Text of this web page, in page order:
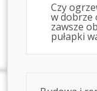
Czy
w dobrze
zawsze
pułapki